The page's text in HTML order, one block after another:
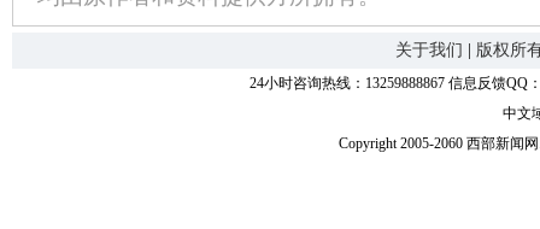
关于我们 版权所
24小时咨询热线：13259888867 信息反馈QQ
中文
Copyright 2005-2060 西部新闻